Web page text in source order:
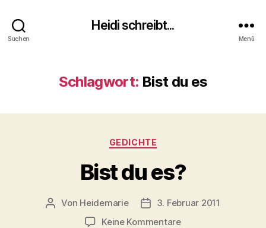
Suchen
Heidi schreibt...
Menü
Schlagwort: Bist du es
Kategorien
GEDICHTE
Bist du es?
Beitragsautor
Von Heidemarie Veröffentlichungsdatum
3. Februar 2011
Keine Kommentarezu